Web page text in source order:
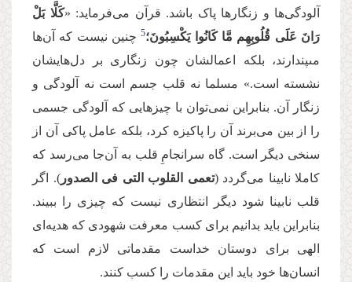
آلودگی‌ها و زنگارها پاک باشد. قرآن می‌فرماید: «كَلَّا بَلْ
رَانَ عَلَى قُلُوبِهِم مَّا كَانُوا یَكْسِبُونَ؛5چنین نیست كه آن‌ها
مى‏پندارند، بلكه اعمالشان چون زنگارى بر دل‌هایشان
نشسته است‏.» مسلما نه قلب جسم است نه آلودگی و
زنگار آن. بنابراین نمی‌توان با چیزهایی که آلودگی جسمی
را از بین می‌برند آن را پاکیزه کرد، بلکه عامل پاکی آن از
سنخی دیگر است. گاه سرانجامِ قلب به آن‌‌جا می‌رسد که
کاملا نابینا می‌گردد (تعمی القلوب التی فی الصدور). اگر
قلب نابینا شود دیگر انتظاری نیست که چیزی را ببیند.
بنابراین باید بدانیم برای کسب معرفت شهودی که هدیه‌ای
الهی برای دوستان خداست مقدماتی لازم است که
انسان‌ها خود باید این مقدمات را کسب کنند.